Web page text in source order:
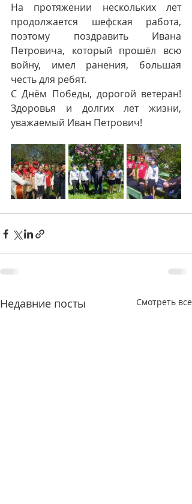
На протяжении нескольких лет
продолжается шефская работа,
поэтому поздравить Ивана
Петровича, который прошёл всю
войну, имел ранения, большая
честь для ребят.
С Днём Победы, дорогой ветеран!
Здоровья и долгих лет жизни,
уважаемый Иван Петрович!
Недавние посты Смотреть все